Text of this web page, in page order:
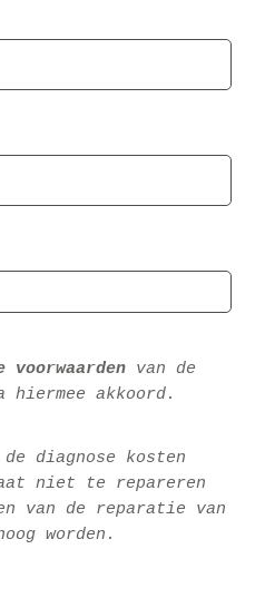
voorwaarden van de
akkoord.
diagnose kosten
niet te repareren
van de reparatie van
worden.